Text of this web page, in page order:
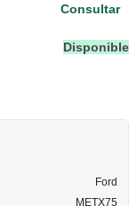
Disponible
Consultar
Ford
METX75